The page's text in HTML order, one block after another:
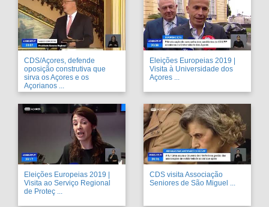
CDS/Açores, defende
oposição construtiva que
sirva os Açores e os
Açorianos ...
Eleições Europeias 2019 |
Visita à Universidade dos
Açores ...
Eleições Europeias 2019 |
Visita ao Serviço Regional
de Proteç ...
CDS visita Associação
Seniores de São Miguel ...